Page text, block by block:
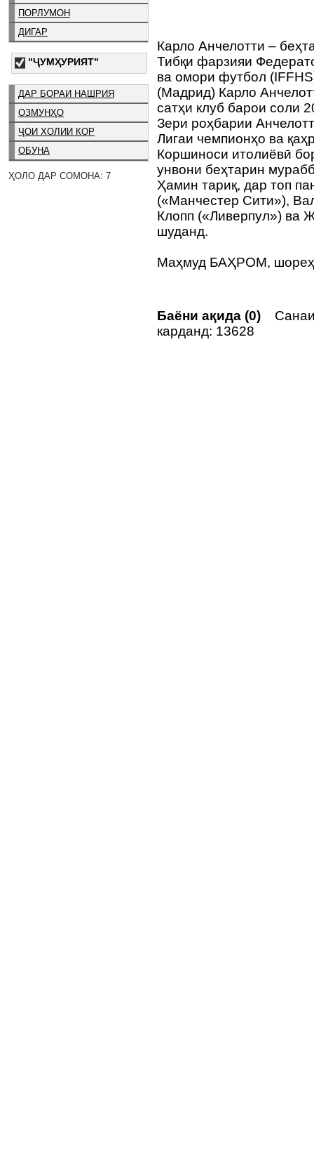
ПОРЛУМОН
ДИГАР
"ҶУМҲУРИЯТ"
ДАР БОРАИ НАШРИЯ
ОЗМУНҲО
ҶОИ ХОЛИИ КОР
ОБУНА
ҲОЛО ДАР СОМОНА: 7
Карло Анчелотти –
Тибқи фарзияи
ва омори футбол
(Мадрид) Карло
сатҳи клуб барои соли
Зери роҳбарии
Лигаи чемпионҳо ва
Коршиноси итолиёвӣ
унвони беҳтарин
Ҳамин тариқ, дар топ
(«Манчестер Сити»),
Клопп («Ливерпул») ва
шуданд.
Маҳмуд БАҲРОМ,
Баёни ақида (0)
карданд: 13628